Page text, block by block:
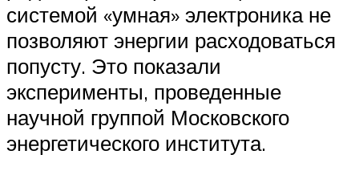
системой «умная» электроника не
позволяют энергии расходоваться
попусту. Это показали
эксперименты, проведенные
научной группой Московского
энергетического института.